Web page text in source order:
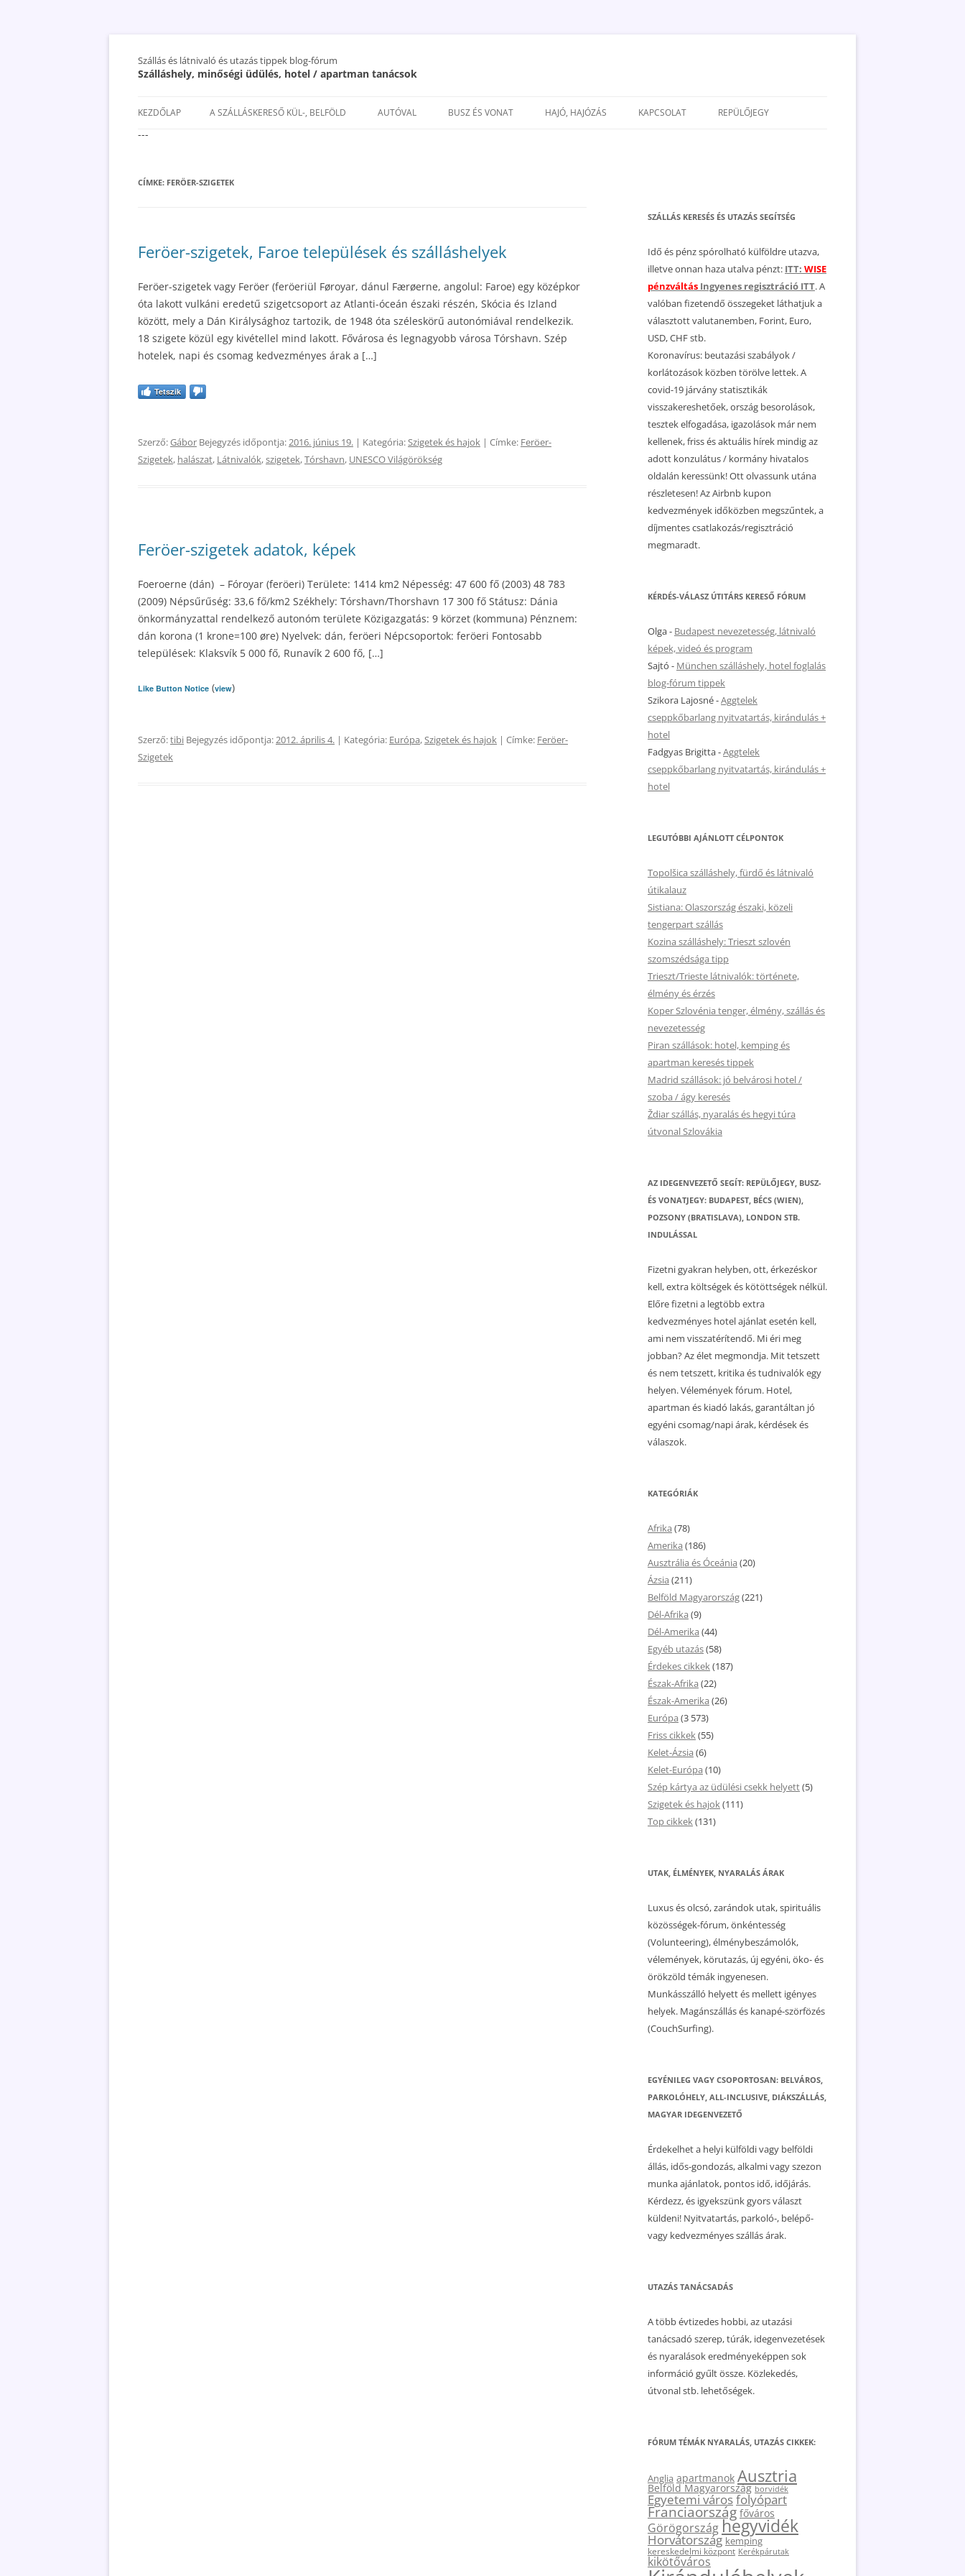
Szállás és látnivaló és utazás tippek blog-fórum
Szálláshely, minőségi üdülés, hotel / apartman tanácsok
a
KEZDŐLAP A SZÁLLÁSKERESŐ KÜL-, BELFÖLD AUTÓVAL BUSZ ÉS VONAT HAJÓ, HAJÓZÁS KAPCSOLAT REPÜLŐJEGY
---
CÍMKE: FERÖER-SZIGETEK
Feröer-szigetek, Faroe települések és szálláshelyek
Feröer-szigetek vagy Feröer (feröeriül Føroyar, dánul Færøerne, angolul: Faroe) egy középkor
óta lakott vulkáni eredetű szigetcsoport az Atlanti-óceán északi részén, Skócia és Izland
között, mely a Dán Királysághoz tartozik, de 1948 óta széleskörű autonómiával rendelkezik.
18 szigete közül egy kivétellel mind lakott. Fővárosa és legnagyobb városa Tórshavn. Szép
hotelek, napi és csomag kedvezményes árak a […]
Tetszik
Szerző:Gábor Bejegyzés időpontja:2016. június 19. | Kategória:Szigetek és hajok | Címke: Feröer-
Szigetek, halászat, Látnivalók,szigetek,Tórshavn, UNESCO Világörökség
Feröer-szigetek adatok, képek
Foeroerne (dán) – Fóroyar (feröeri) Területe: 1414 km2 Népesség: 47 600 fő (2003) 48 783
(2009) Népsűrűség: 33,6 fő/km2 Székhely: Tórshavn/Thorshavn 17 300 fő Státusz: Dánia
önkormányzattal rendelkező autonóm területe Közigazgatás: 9 körzet (kommuna) Pénznem:
dán korona (1 krone=100 øre) Nyelvek: dán, feröeri Népcsoportok: feröeri Fontosabb
települések: Klaksvík 5 000 fő, Runavík 2 600 fő, […]
Like Button Notice (view)
Szerző:tibi Bejegyzés időpontja:2012. április 4. | Kategória: Európa,Szigetek és hajok | Címke: Feröer-
Szigetek
SZÁLLÁS KERESÉS ÉS UTAZÁS SEGÍTSÉG
Idő és pénz spórolható külföldre utazva,
illetve onnan haza utalva pénzt: ITT: WISE
pénzváltás Ingyenes regisztráció ITT. A
valóban fizetendő összegeket láthatjuk a
választott valutanemben, Forint, Euro,
USD, CHF stb.
Koronavírus: beutazási szabályok /
korlátozások közben törölve lettek. A
covid-19 járvány statisztikák
visszakereshetőek, ország besorolások,
tesztek elfogadása, igazolások már nem
kellenek, friss és aktuális hírek mindig az
adott konzulátus / kormány hivatalos
oldalán keressünk! Ott olvassunk utána
részletesen! Az Airbnb kupon
kedvezmények időközben megszűntek, a
díjmentes csatlakozás/regisztráció
megmaradt.
KÉRDÉS-VÁLASZ ÚTITÁRS KERESŐ FÓRUM
Olga- Budapest nevezetesség, látnivaló
képek, videó és program
Sajtó - München szálláshely, hotel foglalás
blog-fórum tippek
Szikora Lajosné-Aggtelek
cseppkőbarlang nyitvatartás, kirándulás +
hotel
Fadgyas Brigitta-Aggtelek
cseppkőbarlang nyitvatartás, kirándulás +
hotel
LEGUTÓBBI AJÁNLOTT CÉLPONTOK
Topolšica szálláshely, fürdő és látnivaló
útikalauz
Sistiana: Olaszország északi, közeli
tengerpart szállás
Kozina szálláshely: Trieszt szlovén
szomszédsága tipp
Trieszt/Trieste látnivalók: története,
élmény és érzés
Koper Szlovénia tenger, élmény, szállás és
nevezetesség
Piran szállások: hotel, kemping és
apartman keresés tippek
Madrid szállások: jó belvárosi hotel /
szoba / ágy keresés
Ždiar szállás, nyaralás és hegyi túra
útvonal Szlovákia
AZ IDEGENVEZETŐ SEGÍT: REPÜLŐJEGY, BUSZ-
ÉS VONATJEGY: BUDAPEST, BÉCS (WIEN),
POZSONY (BRATISLAVA), LONDON STB.
INDULÁSSAL
Fizetni gyakran helyben, ott, érkezéskor
kell, extra költségek és kötöttségek nélkül.
Előre fizetni a legtöbb extra
kedvezményes hotel ajánlat esetén kell,
ami nem visszatérítendő. Mi éri meg
jobban? Az élet megmondja. Mit tetszett
és nem tetszett, kritika és tudnivalók egy
helyen. Vélemények fórum. Hotel,
apartman és kiadó lakás, garantáltan jó
egyéni csomag/napi árak, kérdések és
válaszok.
KATEGÓRIÁK
Afrika (78)
Amerika (186)
Ausztrália és Óceánia (20)
Ázsia (211)
Belföld Magyarország(221)
Dél-Afrika (9)
Dél-Amerika (44)
Egyéb utazás(58)
Érdekes cikkek(187)
Észak-Afrika (22)
Észak-Amerika (26)
Európa (3 573)
Friss cikkek(55)
Kelet-Ázsia (6)
Kelet-Európa (10)
Szép kártya az üdülési csekk helyett(5)
Szigetek és hajok(111)
Top cikkek(131)
UTAK, ÉLMÉNYEK, NYARALÁS ÁRAK
Luxus és olcsó, zarándok utak, spirituális
közösségek-fórum, önkéntesség
(Volunteering), élménybeszámolók,
vélemények, körutazás, új egyéni, öko- és
örökzöld témák ingyenesen.
Munkásszálló helyett és mellett igényes
helyek. Magánszállás és kanapé-szörfözés
(CouchSurfing).
EGYÉNILEG VAGY CSOPORTOSAN: BELVÁROS,
PARKOLÓHELY, ALL-INCLUSIVE, DIÁKSZÁLLÁS,
MAGYAR IDEGENVEZETŐ
Érdekelhet a helyi külföldi vagy belföldi
állás, idős-gondozás, alkalmi vagy szezon
munka ajánlatok, pontos idő, időjárás.
Kérdezz, és igyekszünk gyors választ
küldeni! Nyitvatartás, parkoló-, belépő-
vagy kedvezményes szállás árak.
UTAZÁS TANÁCSADÁS
A több évtizedes hobbi, az utazási
tanácsadó szerep, túrák, idegenvezetések
és nyaralások eredményeképpen sok
információ gyűlt össze. Közlekedés,
útvonal stb. lehetőségek.
FÓRUM TÉMÁK NYARALÁS, UTAZÁS CIKKEK:
Anglia apartmanok Ausztria
Belföld Magyarország borvidék
Egyetemi városfolyópart
Franciaország főváros
Görögországhegyvidék
Horvátország kemping
kereskedelmi központ Kerékpárutak
kikötőváros